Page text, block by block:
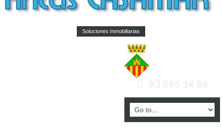
Soluciones Inmobiliarias
93 895 14 86